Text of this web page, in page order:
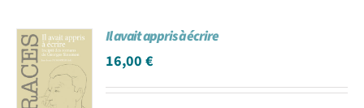
Il avait appris à écrire
16,00€